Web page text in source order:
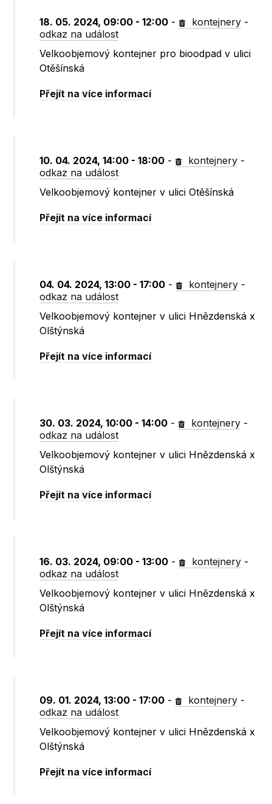
18. 05. 2024, 09:00 - 12:00 - kontejnery -
odkaz na událost
Velkoobjemový kontejner pro bioodpad v ulici
Otěšínská
Přejít na více informací
10. 04. 2024, 14:00 - 18:00 - kontejnery -
odkaz na událost
Velkoobjemový kontejner v ulici Otěšínská
Přejít na více informací
04. 04. 2024, 13:00 - 17:00 - kontejnery -
odkaz na událost
Velkoobjemový kontejner v ulici Hnězdenská x
Olštýnská
Přejít na více informací
30. 03. 2024, 10:00 - 14:00 - kontejnery -
odkaz na událost
Velkoobjemový kontejner v ulici Hnězdenská x
Olštýnská
Přejít na více informací
16. 03. 2024, 09:00 - 13:00 - kontejnery -
odkaz na událost
Velkoobjemový kontejner v ulici Hnězdenská x
Olštýnská
Přejít na více informací
09. 01. 2024, 13:00 - 17:00 - kontejnery -
odkaz na událost
Velkoobjemový kontejner v ulici Hnězdenská x
Olštýnská
Přejít na více informací